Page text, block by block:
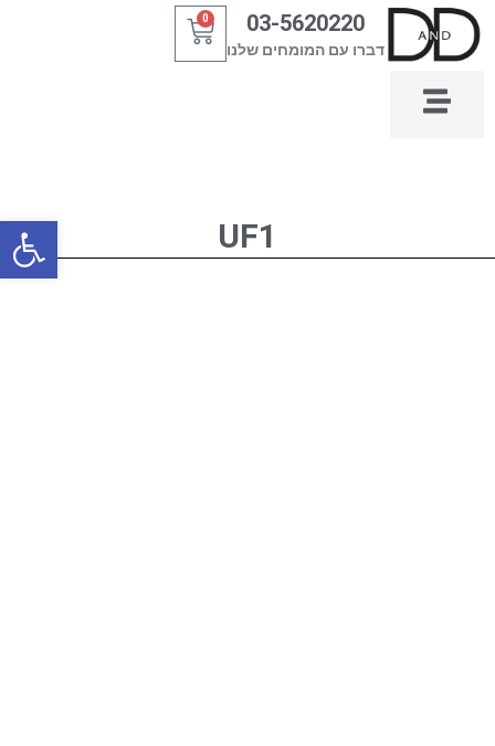
דילוג
לתוכן
03-5620220
דברו עם המומחים שלנו
0
עגלת
קניות
UF1 פתח